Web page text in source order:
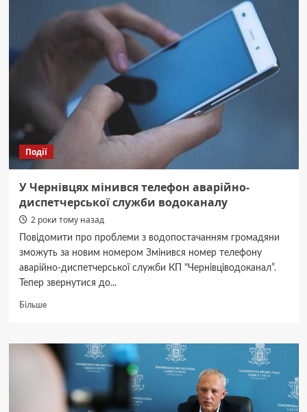
громадських
будівель:
Події
У Чернівцях мінився телефон аварійно-
диспетчерської служби водоканалу
2 роки тому назад
Повідомити про проблеми з водопостачанням громадяни
зможуть за новим номером Змінився номер телефону
аварійно-диспетчерської служби КП "Чернівціводоканал”.
Тепер звернутися до...
БільшеДокладніше
Чернівцях
мінився
телефон
аварійно-
диспетчерської
служби